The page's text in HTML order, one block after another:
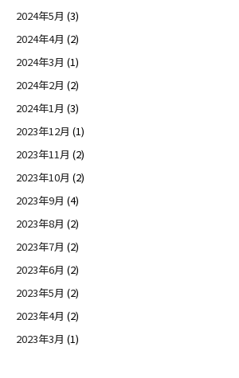
2024年5月 (3)
2024年4月 (2)
2024年3月 (1)
2024年2月 (2)
2024年1月 (3)
2023年12月 (1)
2023年11月 (2)
2023年10月 (2)
2023年9月 (4)
2023年8月 (2)
2023年7月 (2)
2023年6月 (2)
2023年5月 (2)
2023年4月 (2)
2023年3月 (1)